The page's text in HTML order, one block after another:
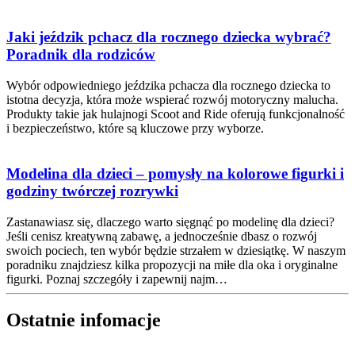
Jaki jeździk pchacz dla rocznego dziecka wybrać?
Poradnik dla rodziców
Wybór odpowiedniego jeździka pchacza dla rocznego dziecka to
istotna decyzja, która może wspierać rozwój motoryczny malucha.
Produkty takie jak hulajnogi Scoot and Ride oferują funkcjonalność
i bezpieczeństwo, które są kluczowe przy wyborze.
Modelina dla dzieci – pomysły na kolorowe figurki i
godziny twórczej rozrywki
Zastanawiasz się, dlaczego warto sięgnąć po modelinę dla dzieci?
Jeśli cenisz kreatywną zabawę, a jednocześnie dbasz o rozwój
swoich pociech, ten wybór będzie strzałem w dziesiątkę. W naszym
poradniku znajdziesz kilka propozycji na miłe dla oka i oryginalne
figurki. Poznaj szczegóły i zapewnij najm…
Ostatnie infomacje